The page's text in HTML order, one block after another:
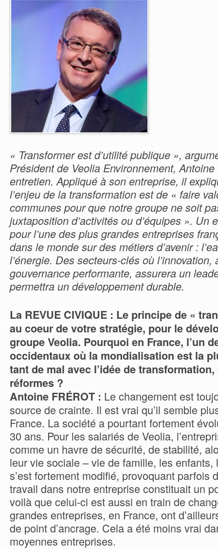
« Transformer est d’utilité publique »,
Président de Veolia Environnement,
entretien. Appliqué à son entreprise, il
l’enjeu de la transformation est de « faire
communes pour que notre groupe ne soit
juxtaposition d’activités ou d’équipes ». Un
pour l’une des plus grandes entreprises
dans le monde sur des métiers d’avenir :
l’énergie. Des secteurs-clés où l’innovation,
gouvernance performante, assurera un
permettra un développement durable.
La REVUE CIVIQUE : Le principe de «
au coeur de votre stratégie, pour le
groupe Veolia. Pourquoi en France, l’un
occidentaux où la mondialisation est la
tant de mal avec l’idée de
réformes ?
Antoine FRÉROT : Le changement est
source de crainte. Il est vrai qu’il semble
France. La société a pourtant fortement
30 ans. Pour les salariés de Veolia,
comme un havre de sécurité, de stabilité,
leur vie sociale – vie de famille, les
s’est fortement modifié, provoquant parfois
travail dans notre entreprise constituait un
voilà que celui-ci est aussi en train de
grandes entreprises, en France, ont
de point d’ancrage. Cela a été moins vrai
moyennes entreprises.